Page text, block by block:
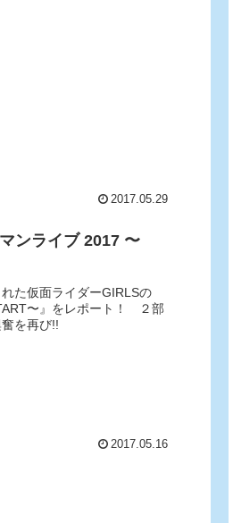
2017.05.29
ンライブ 2017 〜
た仮面ライダーGIRLSの
〜』をレポート！ ２部
を再び!!
2017.05.16